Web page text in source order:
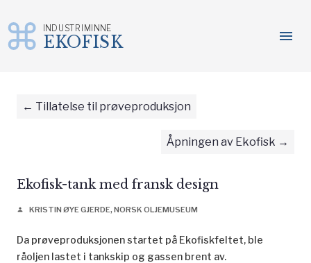
innhold
menu
INDUSTRIMINNE
EKOFISK
Tillatelse til prøveproduksjon
Åpningen av Ekofisk
Ekofisk-tank med fransk design
person KRISTIN ØYE GJERDE, NORSK OLJEMUSEUM
Da prøveproduksjonen startet på Ekofiskfeltet, ble
råoljen lastet i tankskip og gassen brent av.